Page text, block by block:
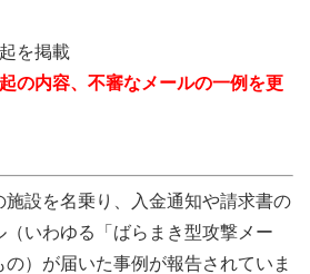
を掲載
の内容、不審なメールの一例を更
施設を名乗り、入金通知や請求書の
いわゆる「ばらまき型攻撃メー
）が届いた事例が報告されていま